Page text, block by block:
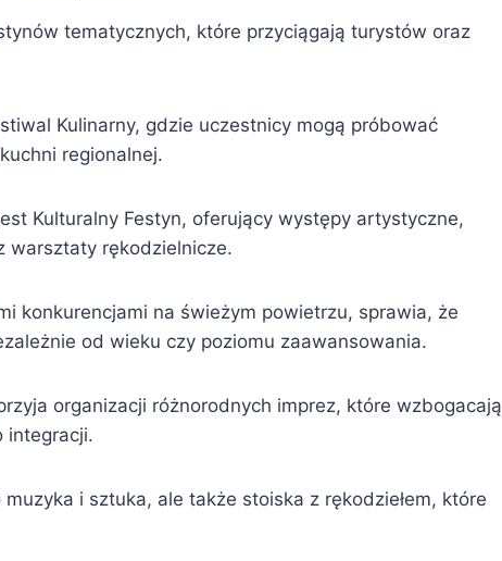
tematycznych, które przyciągają turystów oraz
Kulinarny, gdzie uczestnicy mogą próbować
regionalnej.
Kulturalny Festyn, oferujący występy artystyczne,
warsztaty rękodzielnicze.
konkurencjami na świeżym powietrzu, sprawia, że
od wieku czy poziomu zaawansowania.
organizacji różnorodnych imprez, które wzbogacają
integracji.
i sztuka, ale także stoiska z rękodziełem, które